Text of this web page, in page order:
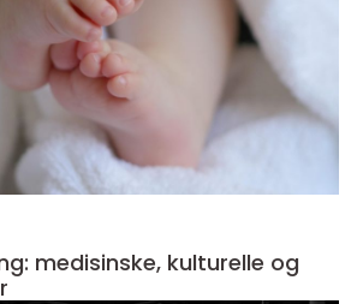
medisinske, kulturelle og